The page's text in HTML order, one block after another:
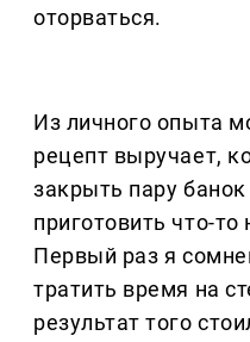
оторваться.
Из личного опыта
рецепт выручает,
закрыть пару
приготовить что-
Первый раз я
тратить время на
результат того